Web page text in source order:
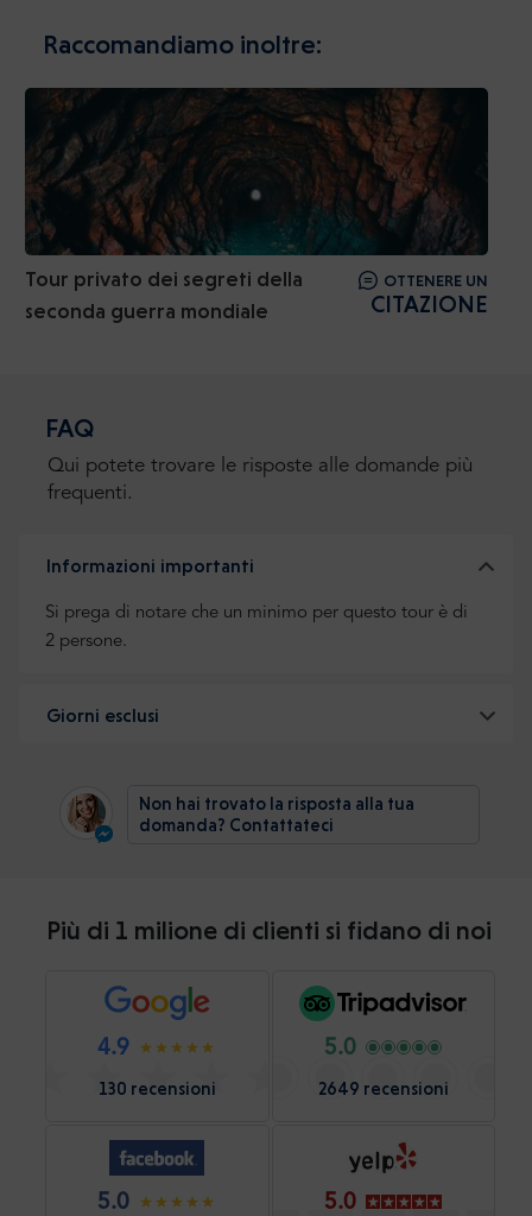
Raccomandiamo inoltre:
Tour privato dei segreti della
seconda guerra mondiale
OTTENERE UN
CITAZIONE
FAQ
Qui potete trovare le risposte alle domande più
frequenti.
Informazioni importanti
Si prega di notare che un minimo per questo tour è di
2 persone.
Giorni esclusi
Non hai trovato la risposta alla tua
domanda? Contattateci
Più di 1 milione di clienti si fidano di noi
4.9
130 recensioni
5.0
2649 recensioni
5.0 5.0